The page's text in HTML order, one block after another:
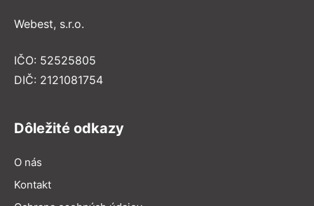
Webest, s.r.o.
IČO: 52525805
DIČ: 2121081754
Dôležité odkazy
O nás
Kontakt